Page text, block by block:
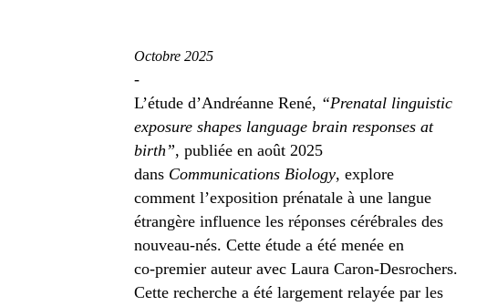
Octobre 2025
-
L’étude d’Andréanne René, “Prenatal linguistic
exposure shapes language brain responses at
birth”, publiée en août 2025
dans Communications Biology, explore
comment l’exposition prénatale à une langue
étrangère influence les réponses cérébrales des
nouveau-nés. Cette étude a été menée en
co‑premier auteur avec Laura Caron-Desrochers.
Cette recherche a été largement relayée par les